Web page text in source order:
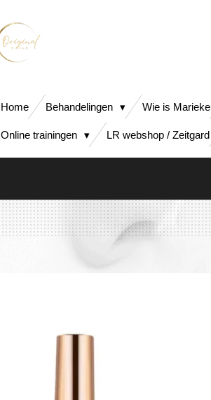
Home Behandelingen Wie is Marieke
Online trainingen LR webshop / Zeitgard